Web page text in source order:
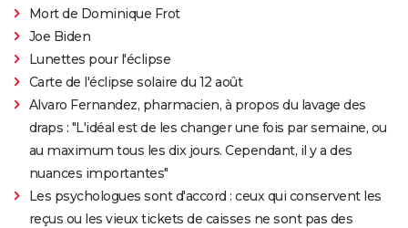
Mort de Dominique Frot
Joe Biden
Lunettes pour l'éclipse
Carte de l'éclipse solaire du 12 août
Alvaro Fernandez, pharmacien, à propos du lavage des
draps : "L'idéal est de les changer une fois par semaine, ou
au maximum tous les dix jours. Cependant, il y a des
nuances importantes"
Les psychologues sont d'accord : ceux qui conservent les
reçus ou les vieux tickets de caisses ne sont pas des